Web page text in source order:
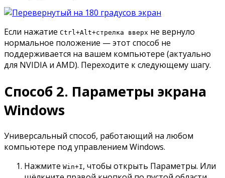
Если нажатие Ctrl+Alt+стрелка вверх не вернуло
нормальное положение — этот способ не
поддерживается на вашем компьютере (актуально
для NVIDIA и AMD). Переходите к следующему шагу.
Способ 2. Параметры экрана
Windows
Универсальный способ, работающий на любом
компьютере под управлением Windows.
Нажмите Win+I, чтобы открыть Параметры. Или